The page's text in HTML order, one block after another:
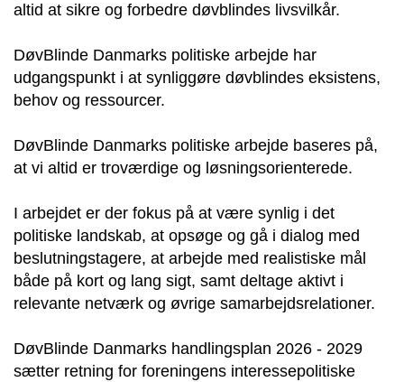
altid at sikre og forbedre døvblindes livsvilkår.
DøvBlinde Danmarks politiske arbejde har
udgangspunkt i at synliggøre døvblindes eksistens,
behov og ressourcer.
DøvBlinde Danmarks politiske arbejde baseres på,
at vi altid er troværdige og løsningsorienterede.
I arbejdet er der fokus på at være synlig i det
politiske landskab, at opsøge og gå i dialog med
beslutningstagere, at arbejde med realistiske mål
både på kort og lang sigt, samt deltage aktivt i
relevante netværk og øvrige samarbejdsrelationer.
DøvBlinde Danmarks handlingsplan 2026 - 2029
sætter retning for foreningens interessepolitiske